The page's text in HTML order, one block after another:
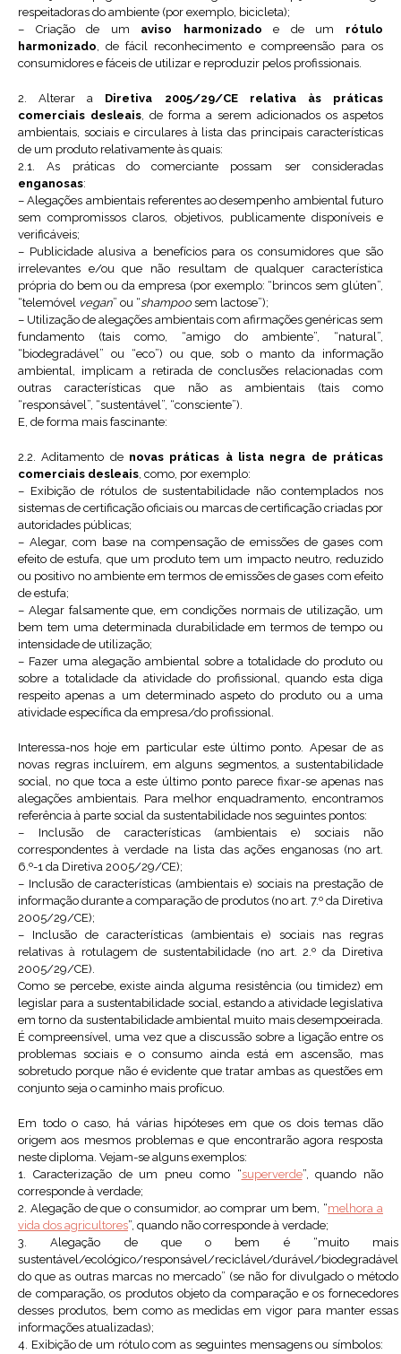
respeitadoras do ambiente (por exemplo, bicicleta);
– Criação de um aviso harmonizado e de um rótulo
harmonizado, de fácil reconhecimento e compreensão para os
consumidores e fáceis de utilizar e reproduzir pelos profissionais.
2. Alterar a Diretiva 2005/29/CE relativa às práticas
comerciais desleais, de forma a serem adicionados os aspetos
ambientais, sociais e circulares à lista das principais características
de um produto relativamente às quais:
2.1. As práticas do comerciante possam ser consideradas
enganosas:
– Alegações ambientais referentes ao desempenho ambiental futuro
sem compromissos claros, objetivos, publicamente disponíveis e
verificáveis;
– Publicidade alusiva a benefícios para os consumidores que são
irrelevantes e/ou que não resultam de qualquer característica
própria do bem ou da empresa (por exemplo: “brincos sem glúten”,
“telemóvel vegan” ou “shampoosem lactose”);
– Utilização de alegações ambientais com afirmações genéricas sem
fundamento (tais como, “amigo do ambiente”, “natural”,
“biodegradável” ou “eco”) ou que, sob o manto da informação
ambiental, implicam a retirada de conclusões relacionadas com
outras características que não as ambientais (tais como
“responsável”, “sustentável”, “consciente”).
E, de forma mais fascinante:
2.2. Aditamento de novas práticas à lista negra de práticas
comerciais desleais, como, por exemplo:
– Exibição de rótulos de sustentabilidade não contemplados nos
sistemas de certificação oficiais ou marcas de certificação criadas por
autoridades públicas;
– Alegar, com base na compensação de emissões de gases com
efeito de estufa, que um produto tem um impacto neutro, reduzido
ou positivo no ambiente em termos de emissões de gases com efeito
de estufa;
– Alegar falsamente que, em condições normais de utilização, um
bem tem uma determinada durabilidade em termos de tempo ou
intensidade de utilização;
– Fazer uma alegação ambiental sobre a totalidade do produto ou
sobre a totalidade da atividade do profissional, quando esta diga
respeito apenas a um determinado aspeto do produto ou a uma
atividade específica da empresa/do profissional.
Interessa-nos hoje em particular este último ponto. Apesar de as
novas regras incluírem, em alguns segmentos, a sustentabilidade
social, no que toca a este último ponto parece fixar-se apenas nas
alegações ambientais. Para melhor enquadramento, encontramos
referência à parte social da sustentabilidade nos seguintes pontos:
– Inclusão de características (ambientais e) sociais não
correspondentes à verdade na lista das ações enganosas (no art.
6.º-1 da Diretiva 2005/29/CE);
– Inclusão de características (ambientais e) sociais na prestação de
informação durante a comparação de produtos (no art. 7.º da Diretiva
2005/29/CE);
– Inclusão de características (ambientais e) sociais nas regras
relativas à rotulagem de sustentabilidade (no art. 2.º da Diretiva
2005/29/CE).
Como se percebe, existe ainda alguma resistência (ou timidez) em
legislar para a sustentabilidade social, estando a atividade legislativa
em torno da sustentabilidade ambiental muito mais desempoeirada.
É compreensível, uma vez que a discussão sobre a ligação entre os
problemas sociais e o consumo ainda está em ascensão, mas
sobretudo porque não é evidente que tratar ambas as questões em
conjunto seja o caminho mais profícuo.
Em todo o caso, há várias hipóteses em que os dois temas dão
origem aos mesmos problemas e que encontrarão agora resposta
neste diploma. Vejam-se alguns exemplos:
1. Caracterização de um pneu como “superverde”, quando não
corresponde à verdade;
2. Alegação de que o consumidor, ao comprar um bem, “melhora a
vida dos agricultores”, quando não corresponde à verdade;
3. Alegação de que o bem é “muito mais
sustentável/ecológico/responsável/reciclável/durável/biodegradável
do que as outras marcas no mercado” (se não for divulgado o método
de comparação, os produtos objeto da comparação e os fornecedores
desses produtos, bem como as medidas em vigor para manter essas
informações atualizadas);
4. Exibição de um rótulo com as seguintes mensagens ou símbolos: